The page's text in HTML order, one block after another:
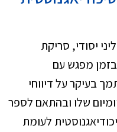
יסודי, סריקת
בזמן מפגש עם
בעיקר על דיווחי
שלו ובהתאם לספר
לעומת